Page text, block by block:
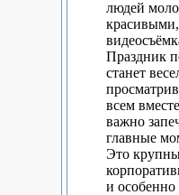
людей
Праздник
станет
всем
важно
главные
Это
и особенно